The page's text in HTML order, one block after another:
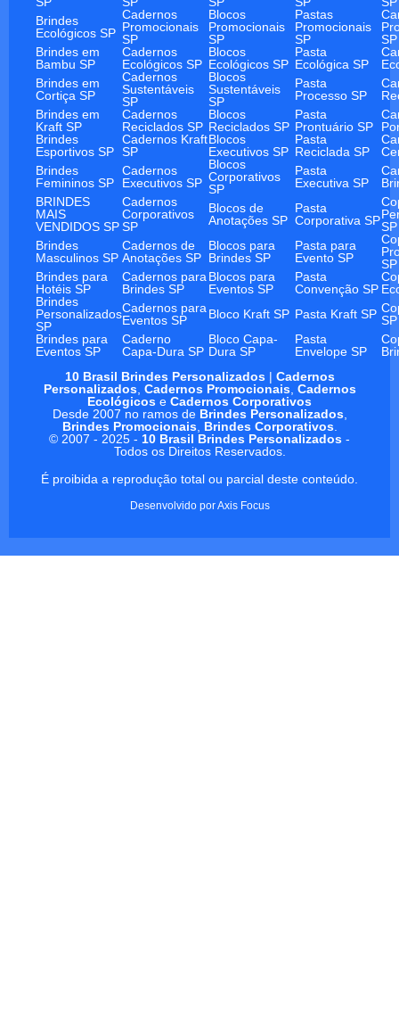
Brindes
Ecológicos SP
Cadernos
Promocionais
SP
Blocos
Promocionais
SP
Pastas
Promocionais
SP
SP
Brindes em
Bambu SP
Cadernos
Ecológicos SP
Blocos
Ecológicos SP
Pasta
Ecológica SP
Brindes em
Cortiça SP
Cadernos
Sustentáveis
SP
Blocos
Sustentáveis
SP
Pasta
Processo SP
Brindes em
Kraft SP
Cadernos
Reciclados SP
Blocos
Reciclados SP
Pasta
Prontuário SP
Brindes
Esportivos SP
Cadernos Kraft
SP
Blocos
Executivos SP
Pasta
Reciclada SP
Brindes
Femininos SP
Cadernos
Executivos SP
Blocos
Corporativos
SP
Pasta
Executiva SP
BRINDES
MAIS
VENDIDOS SP
Cadernos
Corporativos
SP
Blocos de
Anotações SP
Pasta
Corporativa SPSP
Brindes
Masculinos SP
Cadernos de
Anotações SP
Blocos para
Brindes SP
Pasta para
Evento SP
SP
Brindes para
Hotéis SP
Cadernos para
Brindes SP
Blocos para
Eventos SP
Pasta
Convenção SP
Brindes
Personalizados
SP
Cadernos para
Eventos SP
Bloco Kraft SP Pasta Kraft SP SP
Brindes para
Eventos SP
Caderno
Capa-Dura SP
Bloco Capa-
Dura SP
Pasta
Envelope SP
10 Brasil Brindes Personalizados| Cadernos
Personalizados, Cadernos Promocionais, Cadernos
Ecológicos e Cadernos Corporativos
Desde 2007 no ramos de Brindes Personalizados,
Brindes Promocionais, Brindes Corporativos.
© 2007 - 2025 - 10 Brasil Brindes Personalizados -
Todos os Direitos Reservados.
É proibida a reprodução total ou parcial deste conteúdo.
Desenvolvido porAxis Focus